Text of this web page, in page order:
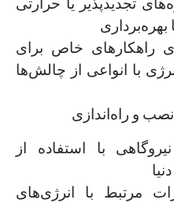
تجدیدپذیر یا حرارتی
بهره‌برداری
راهکارهای خاص برای
با انواعی از ‏چالش‌ها
با استفاده از
مرتبط با انرژی‌های